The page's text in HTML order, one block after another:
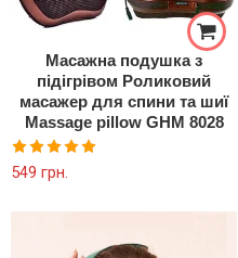
Масажна подушка з
підігрівом Роликовий
масажер для спини та шиї
Massage pillow GHM 8028
Оцінено в
549 грн.